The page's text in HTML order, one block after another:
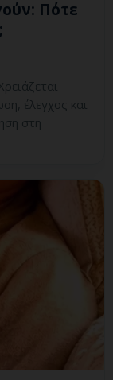
Πότε
έλεγχος και
στη